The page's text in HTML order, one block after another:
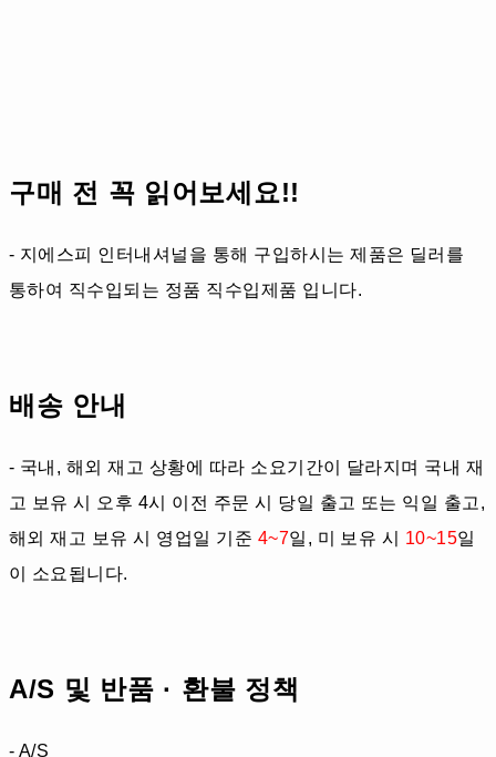
구매 전 꼭 읽어보세요!!
- 지에스피 인터내셔널을 통해 구입하시는 제품은 딜러를
통하여 직수입되는 정품 직수입제품 입니다.
배송 안내
- 국내, 해외 재고 상황에 따라 소요기간이 달라지며 국내 재
고 보유 시 오후 4시 이전 주문 시 당일 출고 또는 익일 출고,
해외 재고 보유 시 영업일 기준 4~7일, 미 보유 시 10~15일
이 소요됩니다.
A/S 및 반품 · 환불 정책
- A/S